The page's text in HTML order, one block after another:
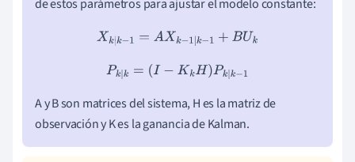
de estos parámetros para ajustar el modelo constante:
Xk| −1 =AXk−1|k−1+ BU k
Pk|k=(I−K kH)Pk|k−1
A y B son matrices del sistema, H es la matriz de
observación y K es la ganancia de Kalman.